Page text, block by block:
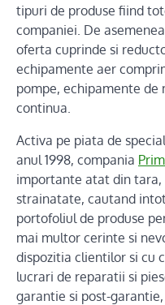
tipuri de produse fiind
companiei. De
oferta cuprinde si
echipamente aer
pompe, echipamente de
continua.
Activa pe piata de
anul 1998, compania
importante atat din
strainatate, cautand
portofoliul de produse
mai multor cerinte si
dispozitia clientilor si cu
lucrari de reparatii si
garantie si post-